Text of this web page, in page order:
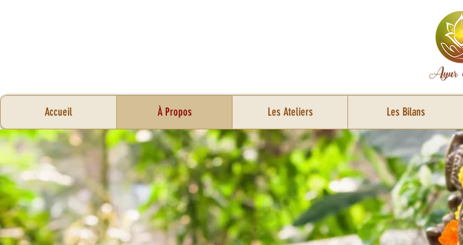
Accueil À Propos Les Ateliers Les Bilans